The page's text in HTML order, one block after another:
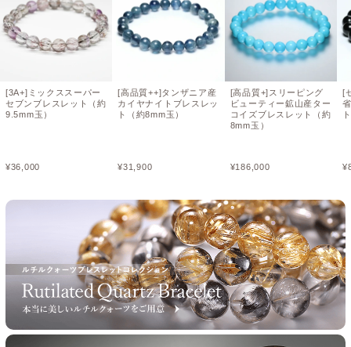
[3A+]ミックススーパー
セブンブレスレット（約
9.5mm玉）
¥36,000
[高品質++]タンザニア産
カイヤナイトブレスレッ
ト（約8mm玉）
¥31,900
[高品質+]スリーピング
ビューティー鉱山産ター
コイズブレスレット（約
8mm玉）
¥186,000
[
¥